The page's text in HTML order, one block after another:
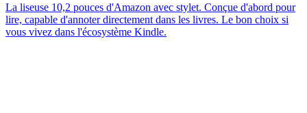
La liseuse 10,2 pouces d'Amazon avec stylet. Conçue d'abord pour
lire, capable d'annoter directement dans les livres. Le bon choix si
vous vivez dans l'écosystème Kindle.